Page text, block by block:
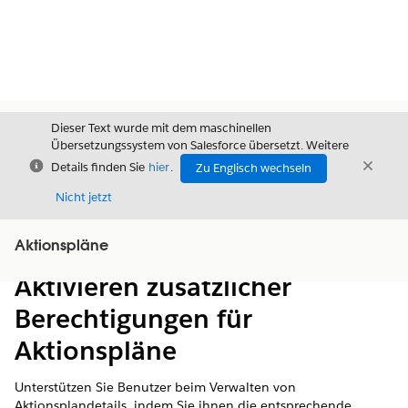
Schließen
Dieser Text wurde mit dem maschinellen
Übersetzungssystem von Salesforce übersetzt. Weitere
Details finden Sie hier.
Zu Englisch wechseln
Nicht jetzt
AktionspläneInhalt anzeigen
Inhalt
Aktivieren zusätzlicher
Berechtigungen für
Aktionspläne
Unterstützen Sie Benutzer beim Verwalten von